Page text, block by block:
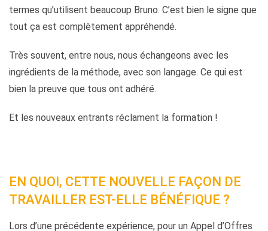
termes qu’utilisent beaucoup Bruno. C’est bien le signe que
tout ça est complètement appréhendé.
Très souvent, entre nous, nous échangeons avec les
ingrédients de la méthode, avec son langage. Ce qui est
bien la preuve que tous ont adhéré.
Et les nouveaux entrants réclament la formation !
EN QUOI, CETTE NOUVELLE FAÇON DE
TRAVAILLER EST-ELLE BÉNÉFIQUE ?
Lors d’une précédente expérience, pour un Appel d’Offres